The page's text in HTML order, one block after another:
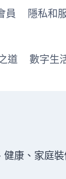
員 隱私和
道 數字生
康、家庭